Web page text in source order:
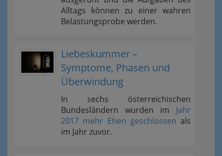
Alltags können zu einer wahren
Belastungsprobe werden.
Liebeskummer –
Symptome, Phasen und
Überwindung
In sechs österreichischen
Bundesländern wurden im Jahr
2017 mehr Ehen geschlossen als
im Jahr zuvor.